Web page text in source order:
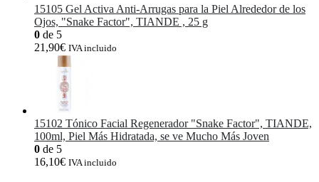
15105 Gel Activa Anti-Arrugas para la Piel Alrededor de los
Ojos, "Snake Factor", TIANDE , 25 g
0 de 5
21,90€ IVA incluido
15102 Tónico Facial Regenerador "Snake Factor", TIANDE,
100ml, Piel Más Hidratada, se ve Mucho Más Joven
0 de 5
16,10€ IVA incluido